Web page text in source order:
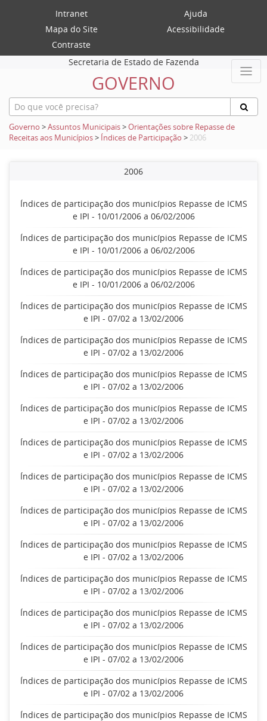
Intranet
Ajuda
Mapa do Site
Acessibilidade
Contraste
Secretaria de Estado de Fazenda
GOVERNO
Governo >Assuntos Municipais>Orientações sobre Repasse de
Receitas aos Municípios> Índices de Participação > 2006
2006
Índices de participação dos municípios Repasse de ICMS
e IPI - 10/01/2006 a 06/02/2006
Índices de participação dos municípios Repasse de ICMS
e IPI - 10/01/2006 a 06/02/2006
Índices de participação dos municípios Repasse de ICMS
e IPI - 10/01/2006 a 06/02/2006
Índices de participação dos municípios Repasse de ICMS
e IPI - 07/02 a 13/02/2006
Índices de participação dos municípios Repasse de ICMS
e IPI - 07/02 a 13/02/2006
Índices de participação dos municípios Repasse de ICMS
e IPI - 07/02 a 13/02/2006
Índices de participação dos municípios Repasse de ICMS
e IPI - 07/02 a 13/02/2006
Índices de participação dos municípios Repasse de ICMS
e IPI - 07/02 a 13/02/2006
Índices de participação dos municípios Repasse de ICMS
e IPI - 07/02 a 13/02/2006
Índices de participação dos municípios Repasse de ICMS
e IPI - 07/02 a 13/02/2006
Índices de participação dos municípios Repasse de ICMS
e IPI - 07/02 a 13/02/2006
Índices de participação dos municípios Repasse de ICMS
e IPI - 07/02 a 13/02/2006
Índices de participação dos municípios Repasse de ICMS
e IPI - 07/02 a 13/02/2006
Índices de participação dos municípios Repasse de ICMS
e IPI - 07/02 a 13/02/2006
Índices de participação dos municípios Repasse de ICMS
e IPI - 07/02 a 13/02/2006
Índices de participação dos municípios Repasse de ICMS